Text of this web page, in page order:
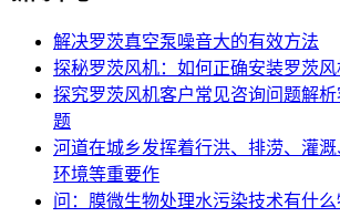
解决罗茨真空泵噪音大的有效方法
探秘罗茨风机：如何正确安装罗茨
探究罗茨风机客户常见咨询问题解
题
河道在城乡发挥着行洪、排涝、灌
环境等重要作
问：膜微生物处理水污染技术有什么